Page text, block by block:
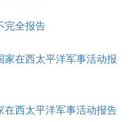
完全报告
家在西太平洋军事活动报
在西太平洋军事活动报告